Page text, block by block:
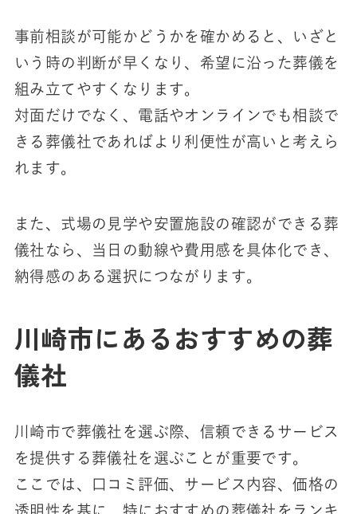
事前相談が可能かどうかを確かめると、いざと
いう時の判断が早くなり、希望に沿った葬儀を
組み立てやすくなります。
対面だけでなく、電話やオンラインでも相談で
きる葬儀社であればより利便性が高いと考えら
れます。
また、式場の見学や安置施設の確認ができる葬
儀社なら、当日の動線や費用感を具体化でき、
納得感のある選択につながります。
川崎市にあるおすすめの葬
儀社
川崎市で葬儀社を選ぶ際、信頼できるサービス
を提供する葬儀社を選ぶことが重要です。
ここでは、口コミ評価、サービス内容、価格の
透明性を基に、特におすすめの葬儀社をランキ